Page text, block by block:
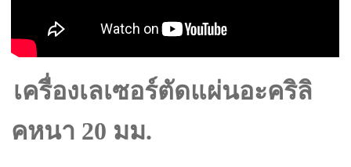
เครื่องเลเซอร์ตัดแผ่นอะคริลิ
คหนา 20 มม.